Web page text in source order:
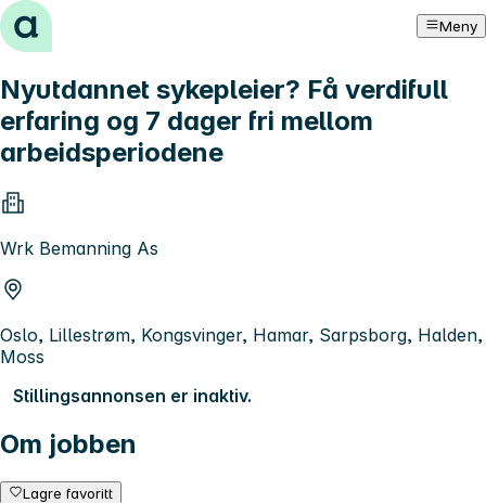
Hopp til innhold Meny
Nyutdannet sykepleier? Få verdifull
erfaring og 7 dager fri mellom
arbeidsperiodene
Wrk Bemanning As
Oslo, Lillestrøm, Kongsvinger, Hamar, Sarpsborg, Halden,
Moss
Stillingsannonsen er inaktiv.
Om jobben
Lagre favoritt